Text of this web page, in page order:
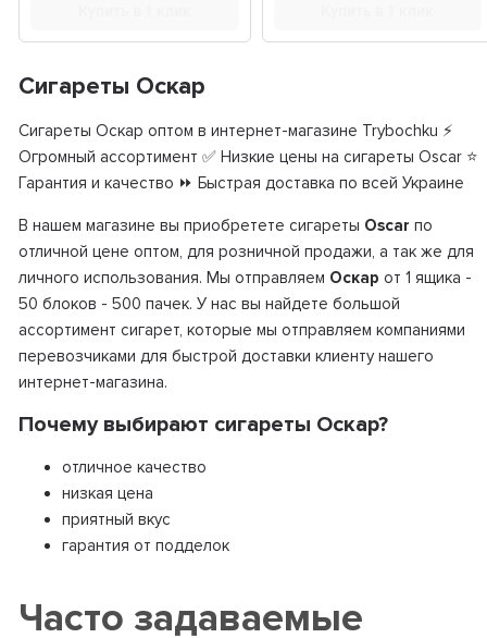
Сигареты Оскар
Сигареты Оскар оптом в интернет-магазине Trybochku ⚡
Огромный ассортимент ✅ Низкие цены на сигареты Oscar ⭐
Гарантия и качество ⏩ Быстрая доставка по всей Украине
В нашем магазине вы приобретете сигареты Oscar по
отличной цене оптом, для розничной продажи, а так же для
личного использования. Мы отправляем Оскар от 1 ящика -
50 блоков - 500 пачек. У нас вы найдете большой
ассортимент сигарет, которые мы отправляем компаниями
перевозчиками для быстрой доставки клиенту нашего
интернет-магазина.
Почему выбирают сигареты Оскар?
отличное качество
низкая цена
приятный вкус
гарантия от подделок
Часто задаваемые